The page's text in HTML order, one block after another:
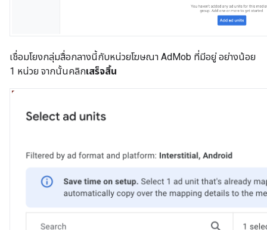
เชื่อมโยงกลุ่มสื่อกลางนี้กับหน่วยโฆษณา AdMob ที่มีอยู่ อย่างน้อย
1 หน่วย จากนั้นคลิกเสร็จสิ้น